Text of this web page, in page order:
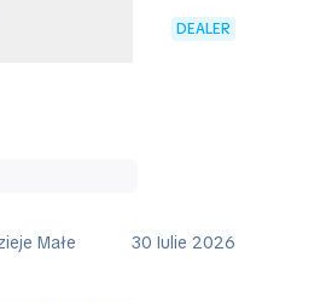
DEALER
Małe
30 Iulie 2026